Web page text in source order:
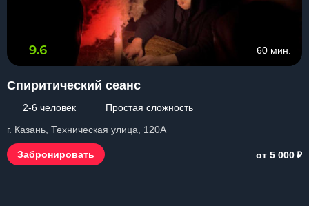
9.6 60 мин.
Спиритический сеанс
2-6 человек
Простая сложность
г. Казань, Техническая улица, 120А
Забронировать от 5 000₽